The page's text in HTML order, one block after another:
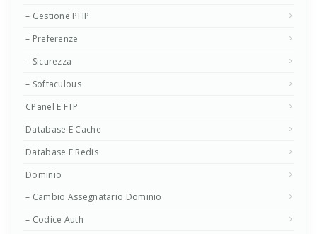
– Gestione PHP
– Preferenze
– Sicurezza
– Softaculous
CPanel E FTP
Database E Cache
Database E Redis
Dominio
– Cambio Assegnatario Dominio
– Codice Auth